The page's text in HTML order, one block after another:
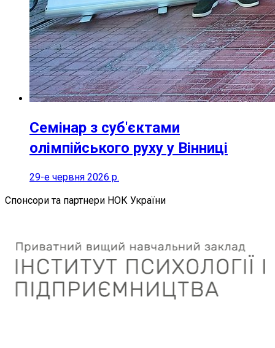
Семінар з суб'єктами
олімпійського руху у Вінниці
29-е червня 2026 р.
Спонсори та партнери НОК України